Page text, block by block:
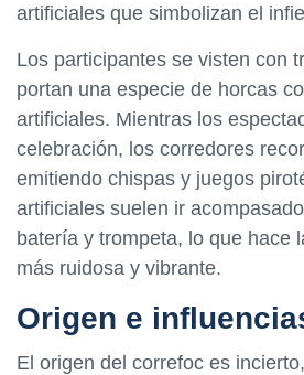
artificiales que simbolizan el
Los participantes se visten con
portan una especie de horcas
artificiales. Mientras los
celebración, los corredores
emitiendo chispas y juegos
artificiales suelen ir
batería y trompeta, lo que hace
más ruidosa y vibrante.
Origen e
El origen del correfoc es